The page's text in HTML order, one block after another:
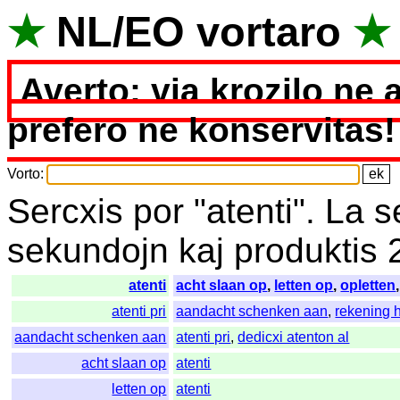
★ NL/EO vortaro ★
Averto: via krozilo ne
prefero ne konservitas!
Vorto:
Sercxis por "atenti". La
sekundojn kaj produktis
atenti acht slaan op, letten op,opletten
atenti pri
aandacht schenken aan, rekening
aandacht schenken aan
atenti pri,dedicxi atenton al
acht slaan op
atenti
letten op
atenti